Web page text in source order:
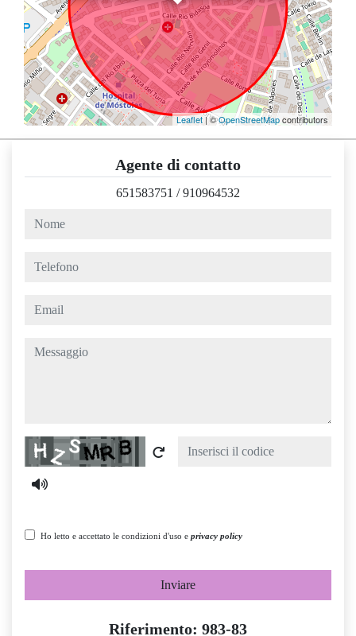
Leaflet| ©OpenStreetMapcontributors
Agente di contatto
651583751 /910964532
nome
telefono
email
messaggio
Captcha
Ho letto e accettato le condizioni d'uso e privacy policy
Inviare
Riferimento: 983-83